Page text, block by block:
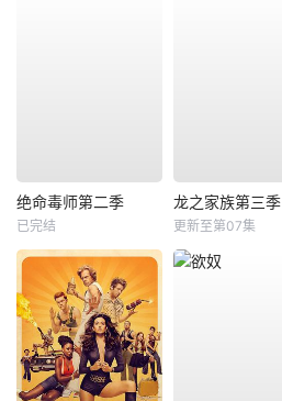
绝命毒师第二季
已完结
龙之家族第三季
更新至第07集